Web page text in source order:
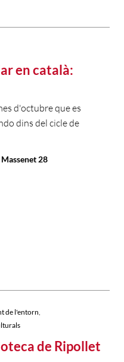
en català:
d'octubre que es
dins del cicle de
28
de l'entorn
de Ripollet